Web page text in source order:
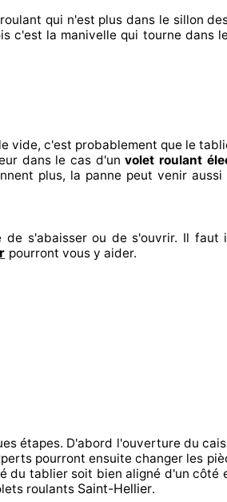
qui n'est plus dans le sillon
c'est la manivelle qui tourne dans
vide, c'est probablement que le
dans le cas d'unvolet roulant
plus, la panne peut venir
s'abaisser ou de s'ouvrir. Il faut
pourront vous y aider.
étapes. D'abord l'ouverture du
pourront ensuite changer les
du tablier soit bien aligné d'un côté
roulants Saint-Hellier.